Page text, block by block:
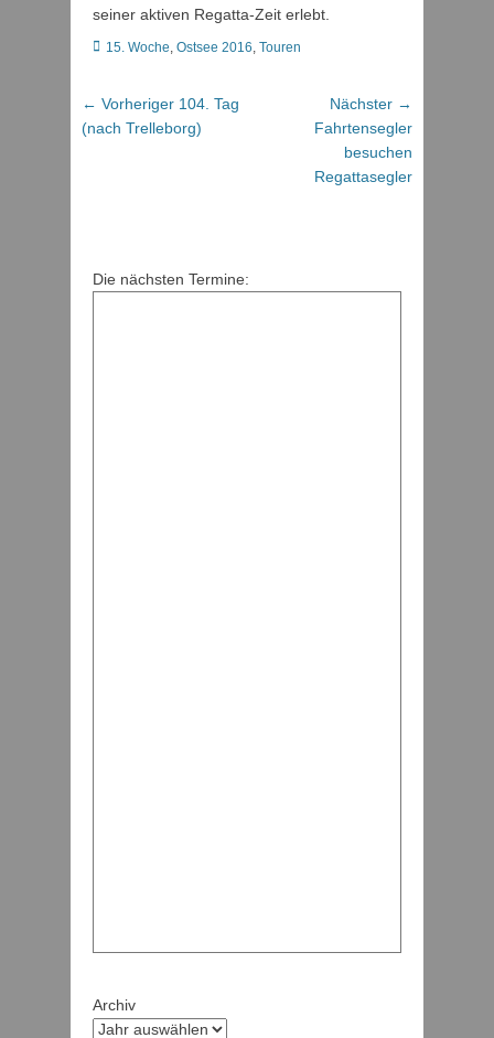
seiner aktiven Regatta-Zeit erlebt.
Kategorien
15. Woche, Ostsee 2016, Touren
Beitragsnavigation
← Vorheriger Vorheriger
Beitrag:
104. Tag
(nach Trelleborg)
Nächster →
Beitrag:
Fahrtensegler
besuchen
Regattasegler
Die nächsten Termine:
Archiv